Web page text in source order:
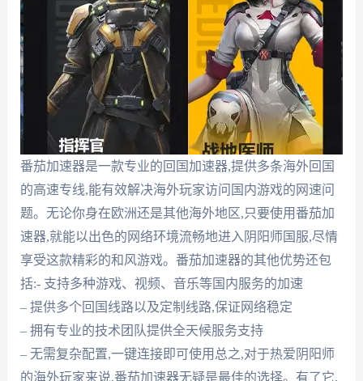
番茄加速器是一款专业的回国加速器,提供多条海外回国
的高速专线,能有效解决海外玩家访问国内游戏的网速问
题。无论你身在欧洲还是其他海外地区,只要使用番茄加
速器,就能以出色的网络环境流畅地进入阴阳师国服,尽情
享受这款精彩的和风游戏。番茄加速器的其他优势还包
括:- 支持多种游戏、视频、音乐等国内服务的加速
– 提供多个回国线路以及定制线路,保证网络稳定
– 拥有专业的技术团队提供全天候服务支持
– 无需复杂配置,一键连接即可使用总之,对于热爱阴阳师
的海外玩家来说,番茄加速器无疑是最佳的选择。有了它,